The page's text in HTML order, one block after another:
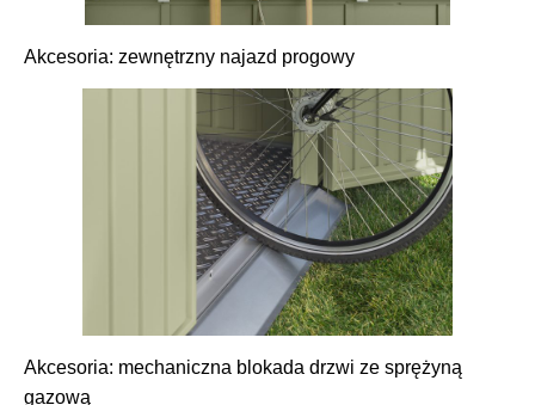
Akcesoria: zewnętrzny najazd progowy
Akcesoria: mechaniczna blokada drzwi ze sprężyną
gazową